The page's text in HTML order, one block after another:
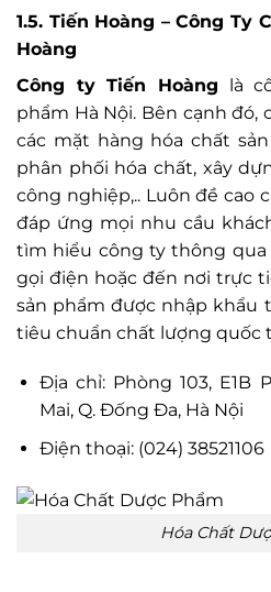
1.5. Tiến Hoàng – Công Ty
Hoàng
Công ty Tiến Hoàng là
phẩm Hà Nội. Bên cạnh
các mặt hàng hóa chất
phân phối hóa chất, xây
công nghiệp,.. Luôn đề cao
đáp ứng mọi nhu cầu
tìm hiểu công ty thông qua
gọi điện hoặc đến nơi trực
sản phẩm được nhập khẩu
tiêu chuẩn chất lượng quốc
Địa chỉ: Phòng 103, E1B
Mai, Q. Đống Đa, Hà Nội
Điện thoại: (024) 38521106
Hóa Chất